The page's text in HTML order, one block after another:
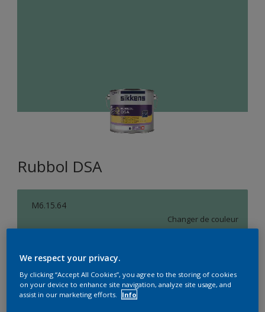
Rubbol DSA
M6.15.64
Changer de couleur
1L 2,5L 5L
We respect your privacy.
By clicking “Accept All Cookies”, you agree to the storing of cookies
on your device to enhance site navigation, analyze site usage, and
assist in our marketing efforts.
Info